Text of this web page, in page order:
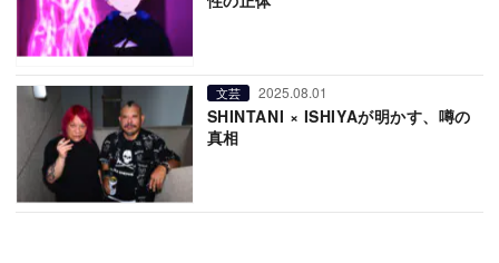
文芸 2025.08.01
SHINTANI × ISHIYAが明かす、噂の
真相